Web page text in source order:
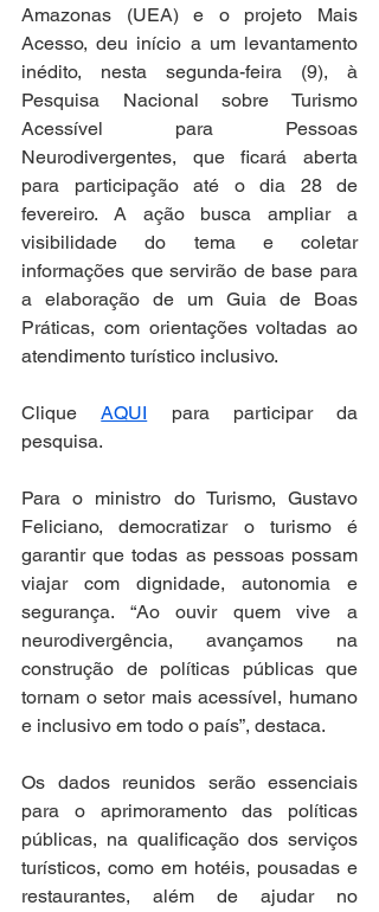
Amazonas (UEA) e o projeto Mais
Acesso, deu início a um levantamento
inédito, nesta segunda-feira (9), à
Pesquisa Nacional sobre Turismo
Acessível para Pessoas
Neurodivergentes, que ficará aberta
para participação até o dia 28 de
fevereiro. A ação busca ampliar a
visibilidade do tema e coletar
informações que servirão de base para
a elaboração de um Guia de Boas
Práticas, com orientações voltadas ao
atendimento turístico inclusivo.
Clique AQUI para participar da
pesquisa.
Para o ministro do Turismo, Gustavo
Feliciano, democratizar o turismo é
garantir que todas as pessoas possam
viajar com dignidade, autonomia e
segurança. “Ao ouvir quem vive a
neurodivergência, avançamos na
construção de políticas públicas que
tornam o setor mais acessível, humano
e inclusivo em todo o país”, destaca.
Os dados reunidos serão essenciais
para o aprimoramento das políticas
públicas, na qualificação dos serviços
turísticos, como em hotéis, pousadas e
restaurantes, além de ajudar no